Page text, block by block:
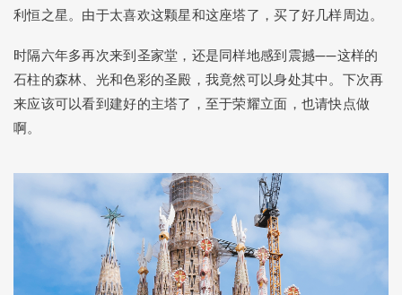
利恒之星。由于太喜欢这颗星和这座塔了，买了好几样周边。
时隔六年多再次来到圣家堂，还是同样地感到震撼——这样的
石柱的森林、光和色彩的圣殿，我竟然可以身处其中。下次再
来应该可以看到建好的主塔了，至于荣耀立面，也请快点做
啊。
Sam Wanng
Seki | 繪事後素